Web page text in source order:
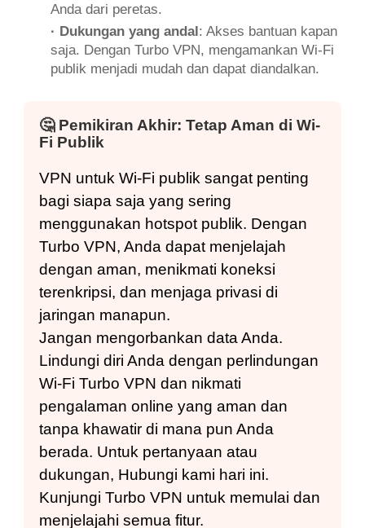
Anda dari peretas.
· Dukungan yang andal: Akses bantuan kapan
saja. Dengan Turbo VPN, mengamankan Wi-Fi
publik menjadi mudah dan dapat diandalkan.
🤔 Pemikiran Akhir: Tetap Aman di Wi-
Fi Publik
VPN untuk Wi-Fi publik sangat penting
bagi siapa saja yang sering
menggunakan hotspot publik. Dengan
Turbo VPN, Anda dapat menjelajah
dengan aman, menikmati koneksi
terenkripsi, dan menjaga privasi di
jaringan manapun.
Jangan mengorbankan data Anda.
Lindungi diri Anda dengan perlindungan
Wi-Fi Turbo VPN dan nikmati
pengalaman online yang aman dan
tanpa khawatir di mana pun Anda
berada. Untuk pertanyaan atau
dukungan, Hubungi kami hari ini.
Kunjungi Turbo VPN untuk memulai dan
menjelajahi semua fitur.